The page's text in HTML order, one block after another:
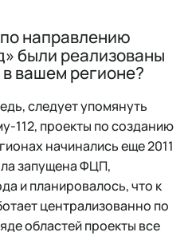
направлению
были реализованы
вашем регионе?
следует упомянуть
112, проекты по созданию
начинались еще 2011
запущена ФЦП,
и планировалось, что к
централизованно по
областей проекты все